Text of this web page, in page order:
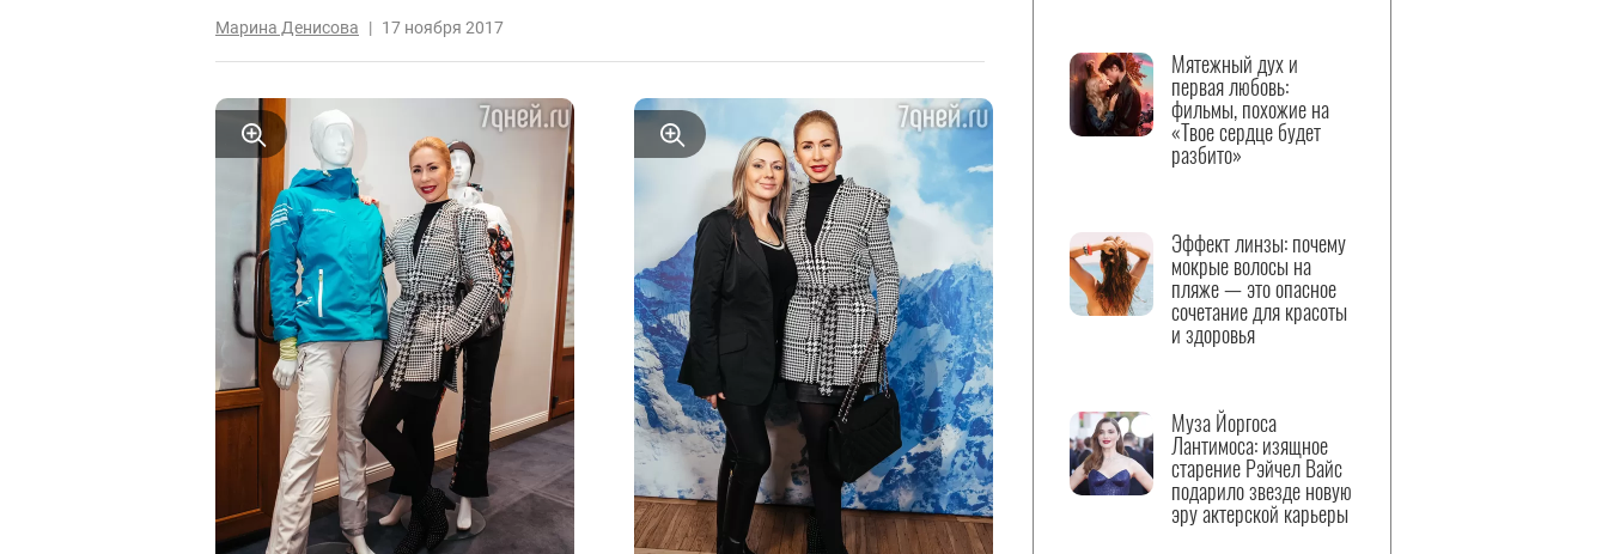
Марина Денисова | 17 ноября 2017
Мятежный дух и
первая любовь:
фильмы, похожие на
«Твое сердце будет
разбито»
Эффект линзы: почему
мокрые волосы на
пляже — это опасное
сочетание для красоты
и здоровья
Муза Йоргоса
Лантимоса: изящное
старение Рэйчел Вайс
подарило звезде новую
эру актерской карьеры